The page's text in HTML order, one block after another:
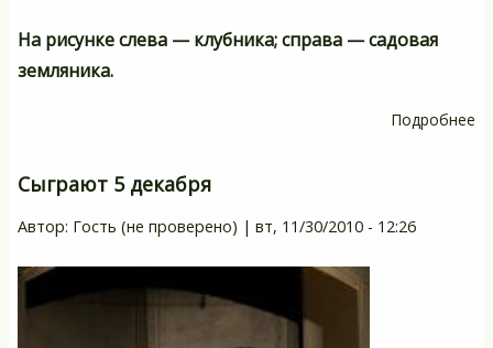
На рисунке слева — клубника; справа — садовая
земляника.
Подробнее
Сыграют 5 декабря
Автор: Гость (не проверено) | вт, 11/30/2010 - 12:26